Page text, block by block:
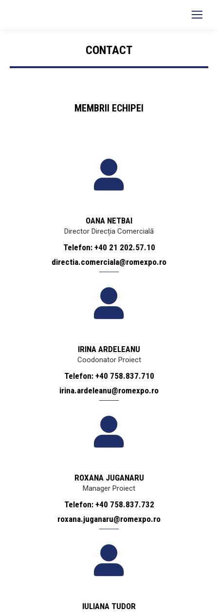
Search:
CONTACT
You are here:
MEMBRII ECHIPEI
OANA NETBAI
Director Direcția Comercială
Telefon: +40 21 202.57.10
directia.comerciala@romexpo.ro
IRINA ARDELEANU
Coodonator Proiect
Telefon: +40 758.837.710
irina.ardeleanu@romexpo.ro
ROXANA JUGANARU
Manager Proiect
Telefon: +40 758.837.732
roxana.juganaru@romexpo.ro
IULIANA TUDOR